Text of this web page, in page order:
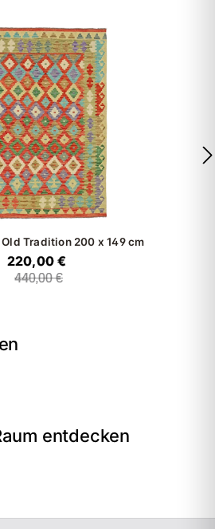
Old Tradition 200 x 149 cm
220,00 €
440,00 €
entdecken